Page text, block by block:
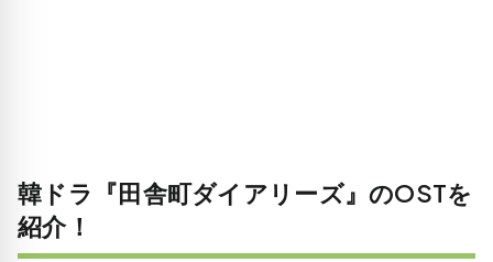
韓ドラ『田舎町ダイアリーズ』のOSTを
紹介！